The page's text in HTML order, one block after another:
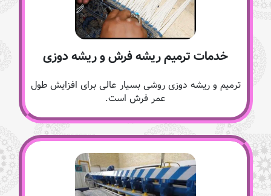
خدمات ترمیم ریشه فرش و ریشه دوزی
ترمیم و ریشه دوزی روشی بسیار عالی برای افزایش طول
عمر فرش است.